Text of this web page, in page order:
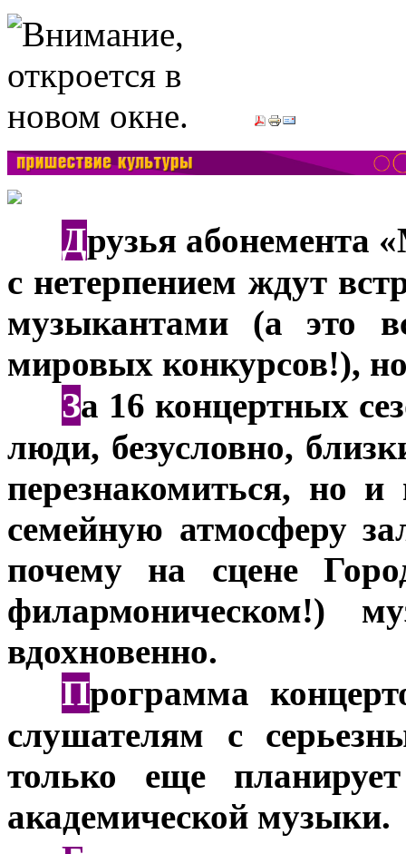
Друзья абонемента
с нетерпением ждут
музыкантами (а это
мировых конкурсов!),
За 16 концертных
люди, безусловно,
перезнакомиться, но
семейную атмосферу
почему на сцене
филармоническом!)
вдохновенно.
Программа
слушателям с
только еще
академической музыки.